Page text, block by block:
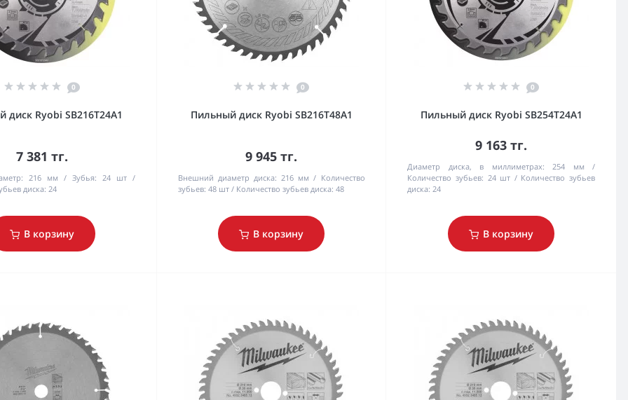
0
диск Ryobi SB216T24A1
7 381 тг.
216 мм Зубья:
24 шт
диска: 24
В корзину
0
Пильный диск Ryobi SB216T48A1
9 945 тг.
Внешний диаметр диска: 216 мм
Количество
зубьев: 48 шт Количество зубьев диска: 48
В корзину
0
Пильный диск Ryobi SB254T24A1
9 163 тг.
Диаметр диска, в миллиметрах:
254 мм
Количество зубьев: 24 шт
Количество зубьев
диска: 24
В корзину